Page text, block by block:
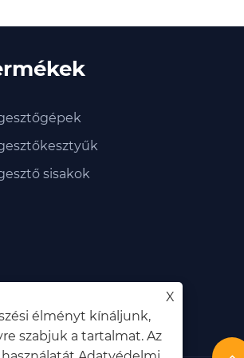
sisakok
X
élményt kínáljunk,
szabjuk a tartalmat. Az